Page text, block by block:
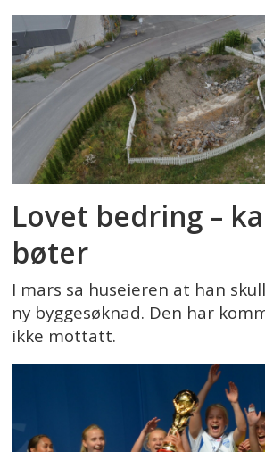
Lovet bedring –
bøter
I mars sa huseieren at han
ny byggesøknad. Den har
ikke mottatt.